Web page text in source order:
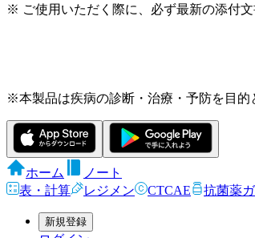
※ ご使用いただく際に、必ず最新の添付
※本製品は疾病の診断・治療・予防を目的
ホーム
ノート
表・計算
レジメン CTCAE 抗菌薬
新規登録